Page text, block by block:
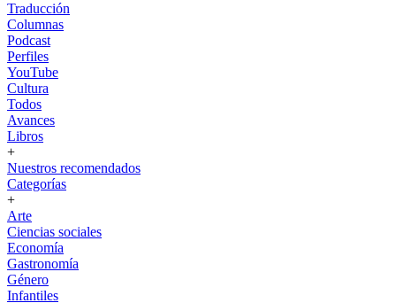
Traducción
Columnas
Podcast
Perfiles
YouTube
Cultura
Todos
Avances
Libros
+
Nuestros recomendados
Categorías
+
Arte
Ciencias sociales
Economía
Gastronomía
Género
Infantiles